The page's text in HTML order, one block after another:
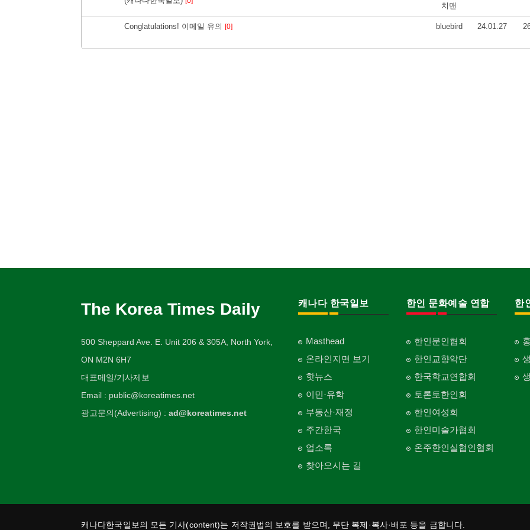
치맨
Conglatulations! 이메일 유의 [0] bluebird 24.01.27
The Korea Times Daily
500 Sheppard Ave. E. Unit 206 & 305A, North York,
ON M2N 6H7
대표메일/기사제보
Email : public@koreatimes.net
광고문의(Advertising) : ad@koreatimes.net
캐나다 한국일보
Masthead
온라인지면 보기
핫뉴스
이민·유학
부동산·재정
주간한국
업소록
찾아오시는 길
한인 문화예술 연합
한인문인협회
한인교향악단
한국학교연합회
토론토한인회
한인여성회
한인미술가협회
온주한인실협인협회
한
캐나다한국일보의 모든 기사(content)는 저작권법의 보호를 받으며, 무단 복제·복사·배포 등을 금합니다.